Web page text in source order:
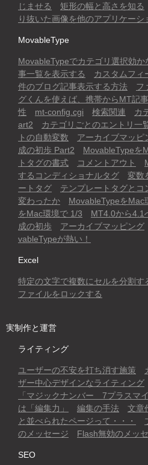
じませる
矩形の幅と高さを知る
り抜いた画像を他のアプリケーシ
MovableType
MovableTypeでカテゴリ選択効か
事一覧を表示する
カスタムフィ
件のブログ記事表示する方法
フ
グくんを使えば、携帯からMT記
性
mt-config.cgi 検索関連
カ
art2
カテゴリごとのエントリ一
トの自動変数
アーカイブマッピ
成の初歩 Part2
MovableTypeを
トタグの書式
コメントアウト
するコンディショナルタグ
変数
ートタグ
テンプレートタグとコ
変わったか
MovableTypeをMac
をMac環境で 1/3
MT4.0から4.1
成の初歩
アーカイブマッピング
vableTypeが熱い！
Excel
特定の文字で複数にセルを分割す
ファイルをロックする
実制作と運営
ライティング
ユーザーの不安を打ち消す施策
ザー中心デザインなライティング
「マジックナンバー 7プラスマ
は「編集力」
編集の手法 文章
と並べられたページって・・・
のメッセージ
Flash無効のメッ
SEO